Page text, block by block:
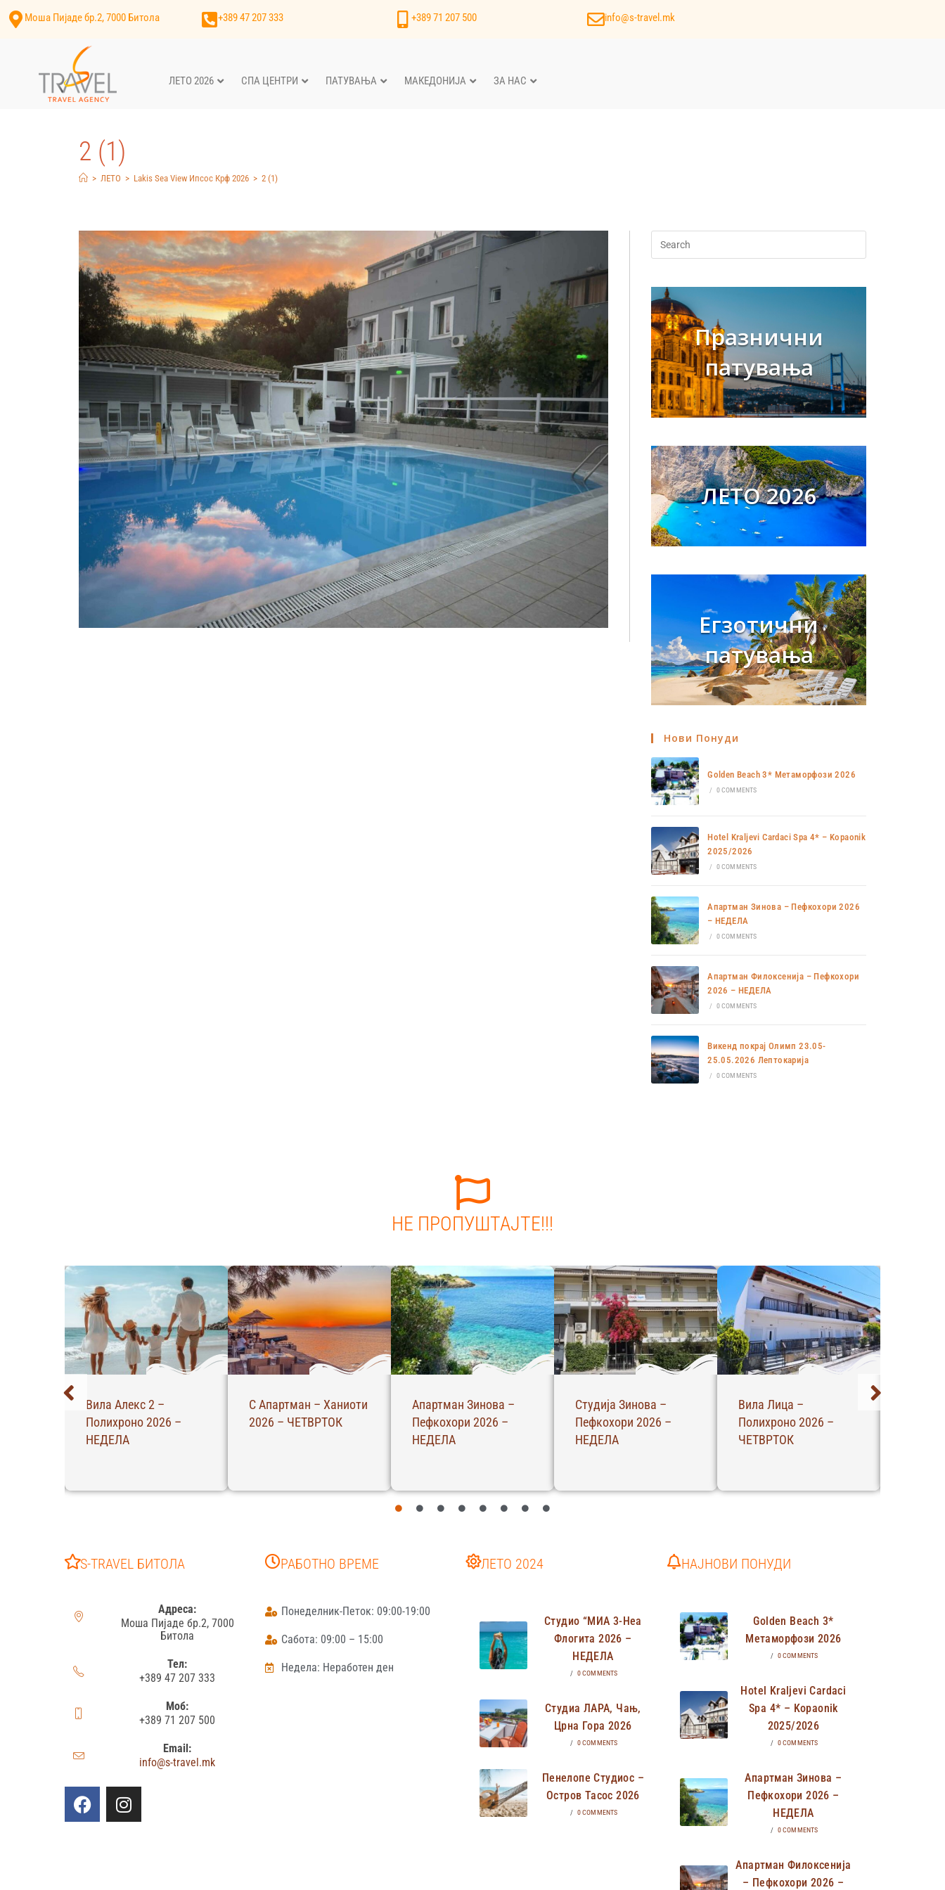
Моша Пијаде бр.2, 7000 Битола +389 47 207 333 +389 71 207 500 info@s-travel.mk
ЛЕТО 2026 СПА ЦЕНТРИ ПАТУВАЊА МАКЕДОНИЈА ЗА НАС
2 (1)
> ЛЕТО > Lakis Sea View Ипсос Крф 2026 > 2 (1)
Празнични
патувања
ЛЕТО 2026
Егзотични
патувања
Нови Понуди
Golden Beach 3* Метаморфози 2026
/ 0 COMMENTS
Hotel Kraljevi Cardaci Spa 4* – Kopaonik
2025/2026
/ 0 COMMENTS
Апартман Зинова – Пефкохори 2026
– НЕДЕЛА
/ 0 COMMENTS
Апартман Филоксенија – Пефкохори
2026 – НЕДЕЛА
/ 0 COMMENTS
Викенд покрај Олимп 23.05-
25.05.2026 Лептокарија
/ 0 COMMENTS
НЕ ПРОПУШТАЈТЕ!!!
Вила Алекс 2 –
Полихроно 2026 –
НЕДЕЛА
С Апартман – Ханиоти
2026 – ЧЕТВРТОК
Апартман Зинова –
Пефкохори 2026 –
НЕДЕЛА
Студија Зинова –
Пефкохори 2026 –
НЕДЕЛА
Вила Лица –
Полихроно 2026 –
ЧЕТВРТОК
S-TRAVEL БИТОЛА
Адреса:
Моша Пијаде бр.2, 7000
Битола
Тел:
+389 47 207 333
Моб:
+389 71 207 500
Email:
info@s-travel.mk
РАБОТНО ВРЕМЕ
Понеделник-Петок: 09:00-19:00
Сабота: 09:00 – 15:00
Недела: Неработен ден
ЛЕТО 2024
Студио “МИА 3-Неа
Флогита 2026 –
НЕДЕЛА
/ 0 COMMENTS
Студиа ЛАРА, Чањ,
Црна Гора 2026
/ 0 COMMENTS
Пенелопе Студиос –
Остров Тасос 2026
/ 0 COMMENTS
НАЈНОВИ ПОНУДИ
Golden Beach 3*
Метаморфози 2026
/ 0 COMMENTS
Hotel Kraljevi Cardaci
Spa 4* – Kopaonik
2025/2026
/ 0 COMMENTS
Апартман Зинова –
Пефкохори 2026 –
НЕДЕЛА
/ 0 COMMENTS
Апартман Филоксенија
– Пефкохори 2026 –